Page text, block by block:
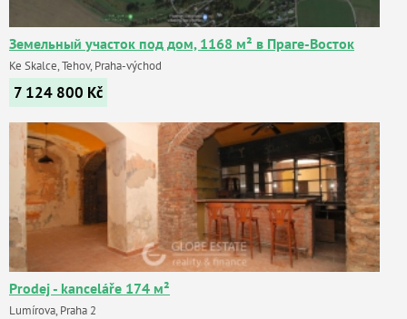
Земельный участок под дом, 1168 м² в Праге-Восток
Ke Skalce, Tehov, Praha-východ
7 124 800 Kč
Prodej - kanceláře 174 м²
Lumírova, Praha 2